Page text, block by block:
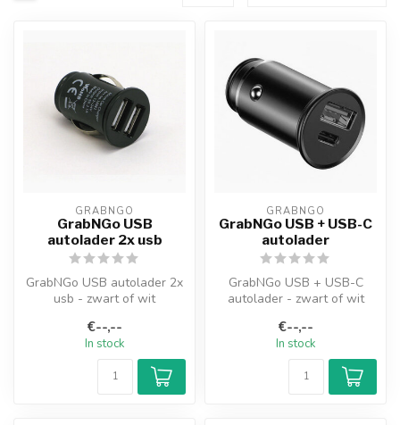
GRABNGO
GrabNGo USB
autolader 2x usb
GrabNGo USB autolader 2x
usb - zwart of wit
€--,--
In stock
GRABNGO
GrabNGo USB + USB-C
autolader
GrabNGo USB + USB-C
autolader - zwart of wit
€--,--
In stock